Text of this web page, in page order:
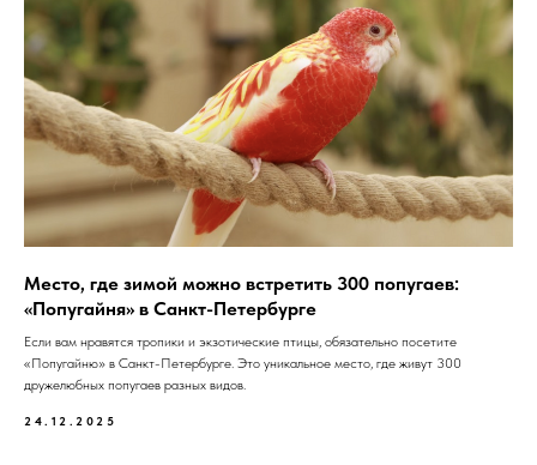
Место, где зимой можно встретить 300 попугаев:
«Попугайня» в Санкт-Петербурге
Если вам нравятся тропики и экзотические птицы, обязательно посетите
«Попугайню» в Санкт-Петербурге. Это уникальное место, где живут 300
дружелюбных попугаев разных видов.
24.12.2025